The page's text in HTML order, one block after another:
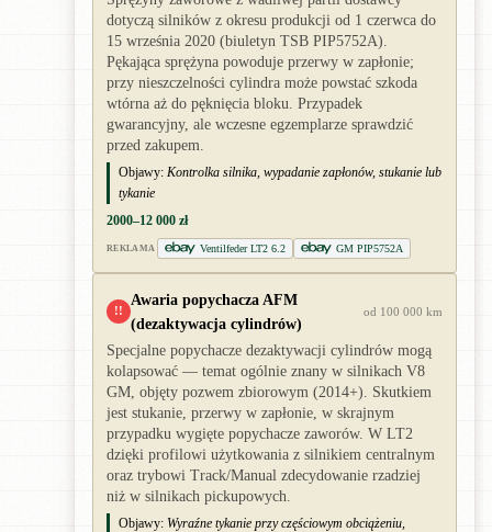
dotyczą silników z okresu produkcji od 1 czerwca do
15 września 2020 (biuletyn TSB PIP5752A).
Pękająca sprężyna powoduje przerwy w zapłonie;
przy nieszczelności cylindra może powstać szkoda
wtórna aż do pęknięcia bloku. Przypadek
gwarancyjny, ale wczesne egzemplarze sprawdzić
przed zakupem.
Objawy: Kontrolka silnika, wypadanie zapłonów, stukanie lub
tykanie
2000–12 000 zł
REKLAMA Ventilfeder LT2 6.2 GM PIP5752A
!!
Awaria popychacza AFM
(dezaktywacja cylindrów)
od 100 000 km
Specjalne popychacze dezaktywacji cylindrów mogą
kolapsować — temat ogólnie znany w silnikach V8
GM, objęty pozwem zbiorowym (2014+). Skutkiem
jest stukanie, przerwy w zapłonie, w skrajnym
przypadku wygięte popychacze zaworów. W LT2
dzięki profilowi użytkowania z silnikiem centralnym
oraz trybowi Track/Manual zdecydowanie rzadziej
niż w silnikach pickupowych.
Objawy: Wyraźne tykanie przy częściowym obciążeniu,